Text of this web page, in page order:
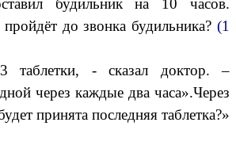
будильник на 10 часов.
до звонка будильника? (1
- сказал доктор. –
через каждые два часа».Через
принята последняя таблетка?»